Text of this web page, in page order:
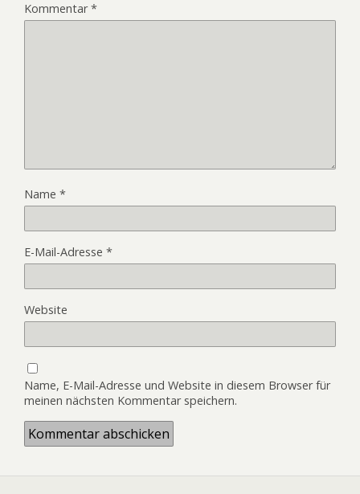
Kommentar*
Name *
E-Mail-Adresse *
Website
Name, E-Mail-Adresse und Website in diesem Browser für
meinen nächsten Kommentar speichern.